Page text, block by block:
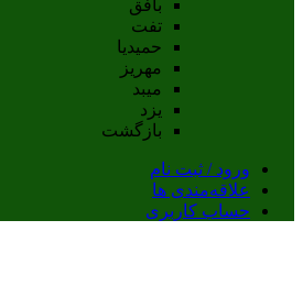
بافق
تفت
حميديا
مهریز
ميبد
يزد
بازگشت
ورود / ثبت نام
علاقه‌مندی ها
حساب کاربری